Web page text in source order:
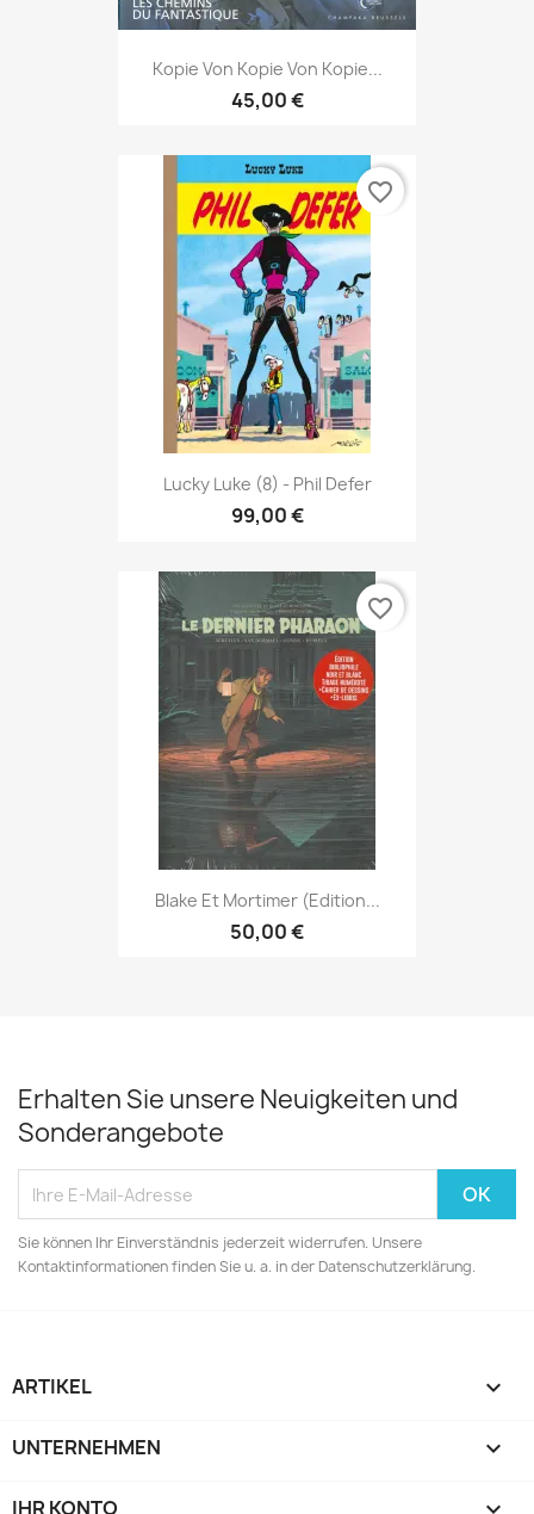
Kopie Von Kopie Von Kopie...
45,00 €
Lucky Luke (8) - Phil Defer
99,00 €
favorite_border
Blake Et Mortimer (Edition...
50,00 €
favorite_border
Erhalten Sie unsere Neuigkeiten und
Sonderangebote
Sie können Ihr Einverständnis jederzeit widerrufen. Unsere
Kontaktinformationen finden Sie u. a. in der Datenschutzerklärung.
ARTIKEL 
UNTERNEHMEN 
IHR KONTO